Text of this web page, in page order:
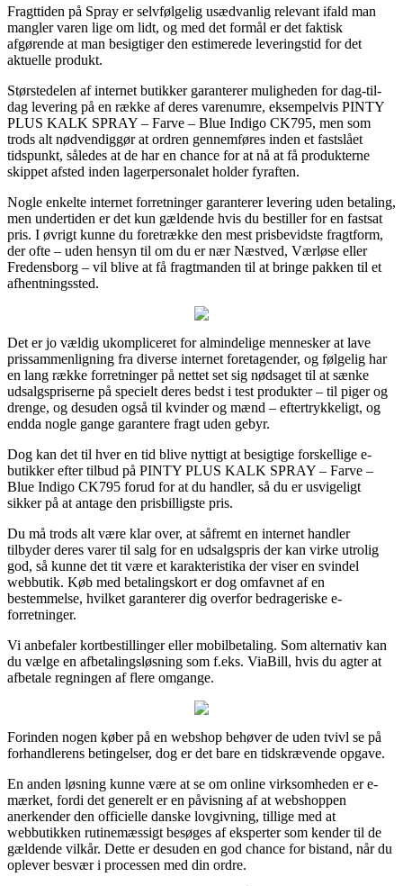
Fragttiden på Spray er selvfølgelig usædvanlig relevant ifald man
mangler varen lige om lidt, og med det formål er det faktisk
afgørende at man besigtiger den estimerede leveringstid for det
aktuelle produkt.
Størstedelen af internet butikker garanterer muligheden for dag-til-
dag levering på en række af deres varenumre, eksempelvis PINTY
PLUS KALK SPRAY – Farve – Blue Indigo CK795, men som
trods alt nødvendiggør at ordren gennemføres inden et fastslået
tidspunkt, således at de har en chance for at nå at få produkterne
skippet afsted inden lagerpersonalet holder fyraften.
Nogle enkelte internet forretninger garanterer levering uden betaling,
men undertiden er det kun gældende hvis du bestiller for en fastsat
pris. I øvrigt kunne du foretrække den mest prisbevidste fragtform,
der ofte – uden hensyn til om du er nær Næstved, Værløse eller
Fredensborg – vil blive at få fragtmanden til at bringe pakken til et
afhentningssted.
Det er jo vældig ukompliceret for almindelige mennesker at lave
prissammenligning fra diverse internet foretagender, og følgelig har
en lang række forretninger på nettet set sig nødsaget til at sænke
udsalgspriserne på specielt deres bedst i test produkter – til piger og
drenge, og desuden også til kvinder og mænd – eftertrykkeligt, og
endda nogle gange garantere fragt uden gebyr.
Dog kan det til hver en tid blive nyttigt at besigtige forskellige e-
butikker efter tilbud på PINTY PLUS KALK SPRAY – Farve –
Blue Indigo CK795 forud for at du handler, så du er usvigeligt
sikker på at antage den prisbilligste pris.
Du må trods alt være klar over, at såfremt en internet handler
tilbyder deres varer til salg for en udsalgspris der kan virke utrolig
god, så kunne det tit være et karakteristika der viser en svindel
webbutik. Køb med betalingskort er dog omfavnet af en
bestemmelse, hvilket garanterer dig overfor bedrageriske e-
forretninger.
Vi anbefaler kortbestillinger eller mobilbetaling. Som alternativ kan
du vælge en afbetalingsløsning som f.eks. ViaBill, hvis du agter at
afbetale regningen af flere omgange.
Forinden nogen køber på en webshop behøver de uden tvivl se på
forhandlerens betingelser, dog er det bare en tidskrævende opgave.
En anden løsning kunne være at se om online virksomheden er e-
mærket, fordi det generelt er en påvisning af at webshoppen
anerkender den officielle danske lovgivning, tillige med at
webbutikken rutinemæssigt besøges af eksperter som kender til de
gældende vilkår. Dette er desuden en god chance for bistand, når du
oplever besvær i processen med din ordre.